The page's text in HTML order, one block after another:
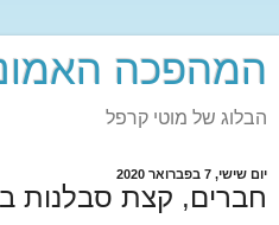
המהפכה
הבלוג של מוטי קרפל
יום שישי, 7 בפברואר 2020
חברים, קצת סבלנות